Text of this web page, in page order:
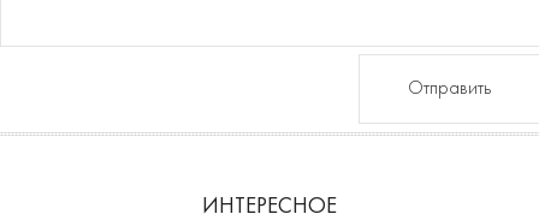
Отправить
ИНТЕРЕСНОЕ